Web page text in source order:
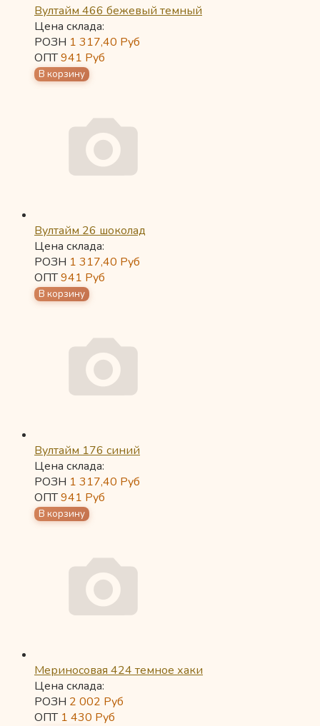
Вултайм 466 бежевый темный
Цена склада:
РОЗН 1 317,40 Руб
ОПТ941 Руб
Вултайм 26 шоколад
Цена склада:
РОЗН 1 317,40 Руб
ОПТ941 Руб
Вултайм 176 синий
Цена склада:
РОЗН 1 317,40 Руб
ОПТ941 Руб
Мериносовая 424 темное хаки
Цена склада:
РОЗН 2 002 Руб
ОПТ 1 430 Руб